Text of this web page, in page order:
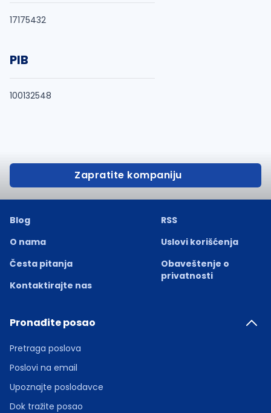
17175432
PIB
100132548
Zapratite kompaniju
Blog
O nama
Česta pitanja
Kontaktirajte nas
RSS
Uslovi korišćenja
Obaveštenje o
privatnosti
Pronađite posao
Pretraga poslova
Poslovi na email
Upoznajte poslodavce
Dok tražite posao